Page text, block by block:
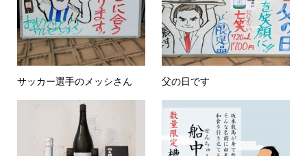
サッカー選手のメッシさん 父の日です